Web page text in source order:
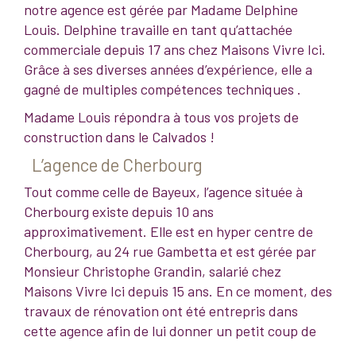
notre agence est gérée par Madame Delphine
Louis. Delphine travaille en tant qu’attachée
commerciale depuis 17 ans chez Maisons Vivre Ici.
Grâce à ses diverses années d’expérience, elle a
gagné de multiples compétences techniques .
Madame Louis répondra à tous vos projets de
construction dans le Calvados !
L’agence de Cherbourg
Tout comme celle de Bayeux, l’agence située à
Cherbourg existe depuis 10 ans
approximativement. Elle est en hyper centre de
Cherbourg, au 24 rue Gambetta et est gérée par
Monsieur Christophe Grandin, salarié chez
Maisons Vivre Ici depuis 15 ans. En ce moment, des
travaux de rénovation ont été entrepris dans
cette agence afin de lui donner un petit coup de